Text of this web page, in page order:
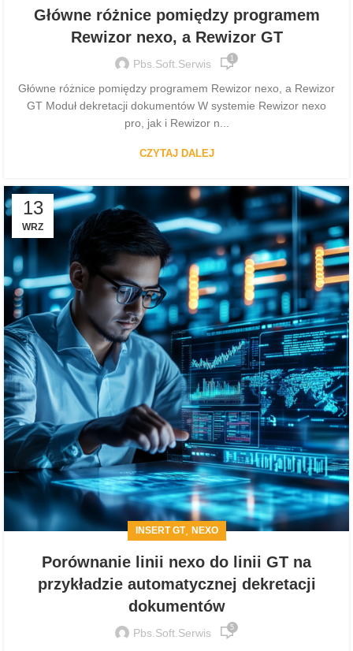
Główne różnice pomiędzy programem
Rewizor nexo, a Rewizor GT
Pbs.soft.serwis 1
Główne różnice pomiędzy programem Rewizor nexo, a Rewizor
GT Moduł dekretacji dokumentów W systemie Rewizor nexo
pro, jak i Rewizor n...
CZYTAJ DALEJ
13
WRZ
INSERT GT, NEXO
Porównanie linii nexo do linii GT na
przykładzie automatycznej dekretacji
dokumentów
Pbs.soft.serwis 5